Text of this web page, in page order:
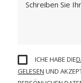
ICHE HABE DIE
GELESEN UND